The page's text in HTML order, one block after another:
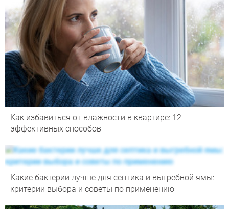
Как избавиться от влажности в квартире: 12
эффективных способов
Какие бактерии лучше для септика и выгребной ямы:
критерии выбора и советы по применению